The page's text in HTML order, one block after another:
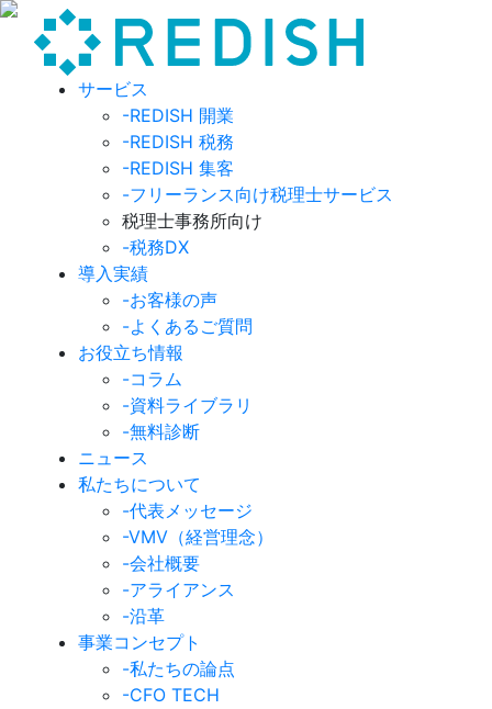
サービス
-REDISH 開業
-REDISH 税務
-REDISH 集客
-フリーランス向け税理士サービス
税理士事務所向け
-税務DX
導入実績
-お客様の声
-よくあるご質問
お役立ち情報
-コラム
-資料ライブラリ
-無料診断
ニュース
私たちについて
-代表メッセージ
-VMV（経営理念）
-会社概要
-アライアンス
-沿革
事業コンセプト
-私たちの論点
-CFO TECH